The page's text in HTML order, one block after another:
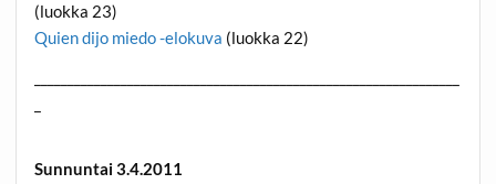
(luokka 23)
Quien dijo miedo -elokuva (luokka 22)
Sunnuntai 3.4.2011